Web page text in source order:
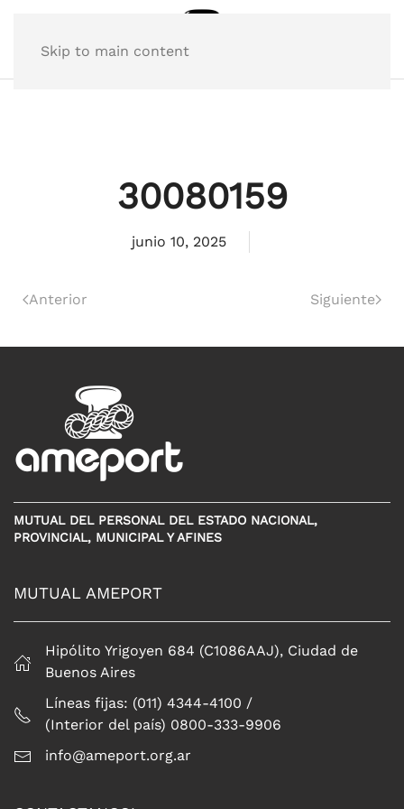
Skip to main content
30080159
junio 10, 2025
Anterior Siguiente
MUTUAL DEL PERSONAL DEL ESTADO NACIONAL,
PROVINCIAL, MUNICIPAL Y AFINES
MUTUAL AMEPORT
Hipólito Yrigoyen 684 (C1086AAJ), Ciudad de
Buenos Aires
Líneas fijas: (011) 4344-4100 /
(Interior del país) 0800-333-9906
info@ameport.org.ar